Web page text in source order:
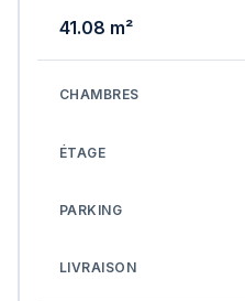
41.08 m²